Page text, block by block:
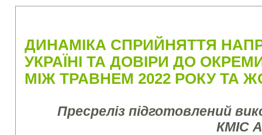
ДИНАМІКА СПРИЙНЯТТЯ
УКРАЇНІ ТА ДОВІРИ ДО
МІЖ ТРАВНЕМ 2022 РОКУ ТА
Пресреліз підготовлений
КМІС